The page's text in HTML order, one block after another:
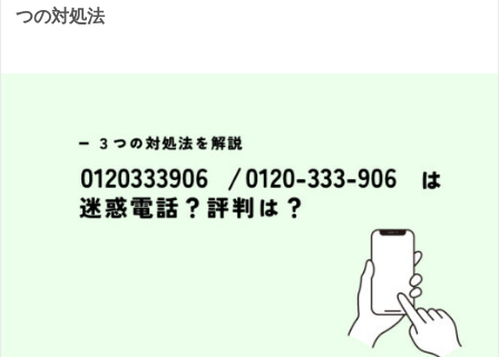
つの対処法